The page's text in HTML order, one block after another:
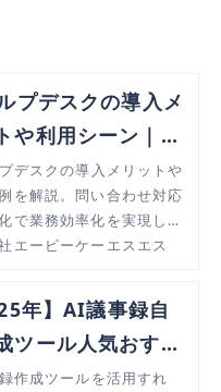
プデスクの導入メ
や利用シーン｜FA
ャットボットで業
化
デスクの導入メリットや
を解説。問い合わせ対応
で業務効率化を実現し、
担を軽減できます。従来
質問にも、自然言語処理を
て柔軟に対応。導入を検討
方はぜひご覧ください。
エービーケーエスエス
年】AI議事録自
ツール人気おすす
品徹底比較
作成ツールを活用すれ